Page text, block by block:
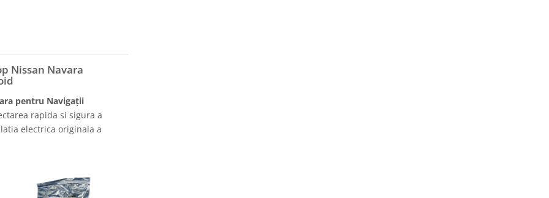
Nissan Navara
pentru Navigații
rapida si sigura a
electrica originala a